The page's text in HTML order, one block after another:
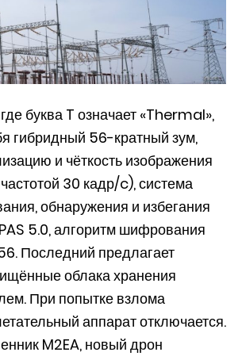
где буква T означает «Thermal»,
гибридный 56-кратный зум,
и чёткость изображения
30 кадр/c), система
обнаружения и избегания
5.0, алгоритм шифрования
Последний предлагает
облака хранения
При попытке взлома
аппарат отключается.
M2EA, новый дрон